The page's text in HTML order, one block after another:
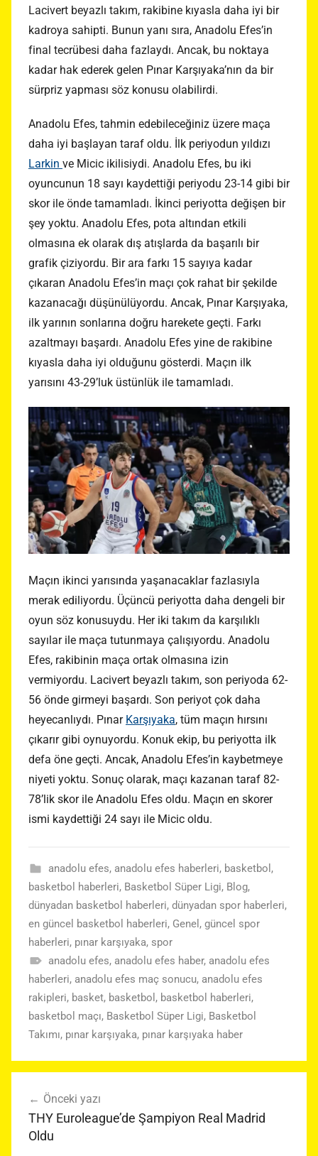
Lacivert beyazlı takım, rakibine kıyasla daha iyi bir
kadroya sahipti. Bunun yanı sıra, Anadolu Efes’in
final tecrübesi daha fazlaydı. Ancak, bu noktaya
kadar hak ederek gelen Pınar Karşıyaka’nın da bir
sürpriz yapması söz konusu olabilirdi.
Anadolu Efes, tahmin edebileceğiniz üzere maça
daha iyi başlayan taraf oldu. İlk periyodun yıldızı
Larkin ve Micic ikilisiydi. Anadolu Efes, bu iki
oyuncunun 18 sayı kaydettiği periyodu 23-14 gibi bir
skor ile önde tamamladı. İkinci periyotta değişen bir
şey yoktu. Anadolu Efes, pota altından etkili
olmasına ek olarak dış atışlarda da başarılı bir
grafik çiziyordu. Bir ara farkı 15 sayıya kadar
çıkaran Anadolu Efes’in maçı çok rahat bir şekilde
kazanacağı düşünülüyordu. Ancak, Pınar Karşıyaka,
ilk yarının sonlarına doğru harekete geçti. Farkı
azaltmayı başardı. Anadolu Efes yine de rakibine
kıyasla daha iyi olduğunu gösterdi. Maçın ilk
yarısını 43-29’luk üstünlük ile tamamladı.
Maçın ikinci yarısında yaşanacaklar fazlasıyla
merak ediliyordu. Üçüncü periyotta daha dengeli bir
oyun söz konusuydu. Her iki takım da karşılıklı
sayılar ile maça tutunmaya çalışıyordu. Anadolu
Efes, rakibinin maça ortak olmasına izin
vermiyordu. Lacivert beyazlı takım, son periyoda 62-
56 önde girmeyi başardı. Son periyot çok daha
heyecanlıydı. Pınar Karşıyaka, tüm maçın hırsını
çıkarır gibi oynuyordu. Konuk ekip, bu periyotta ilk
defa öne geçti. Ancak, Anadolu Efes’in kaybetmeye
niyeti yoktu. Sonuç olarak, maçı kazanan taraf 82-
78’lik skor ile Anadolu Efes oldu. Maçın en skorer
ismi kaydettiği 24 sayı ile Micic oldu.
anadolu efes, anadolu efes haberleri, basketbol ,
basketbol haberleri, Basketbol Süper Ligi, Blog,
dünyadan basketbol haberleri, dünyadan spor haberleri,
en güncel basketbol haberleri, Genel , güncel spor
haberleri, pınar karşıyaka, spor
anadolu efes, anadolu efes haber, anadolu efes
haberleri, anadolu efes maç sonucu, anadolu efes
rakipleri, basket, basketbol , basketbol haberleri,
basketbol maçı, Basketbol Süper Ligi, Basketbol
Takımı, pınar karşıyaka, pınar karşıyaka haber
gezinmesi
Önceki yazı
THY Euroleague’de Şampiyon Real Madrid
Oldu